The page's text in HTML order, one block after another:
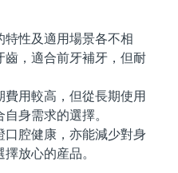
性及適用場景各不相
齒，適合前牙補牙，但耐
用較高，但從長期使用
身需求的選擇。
腔健康，亦能減少對身
放心的産品。